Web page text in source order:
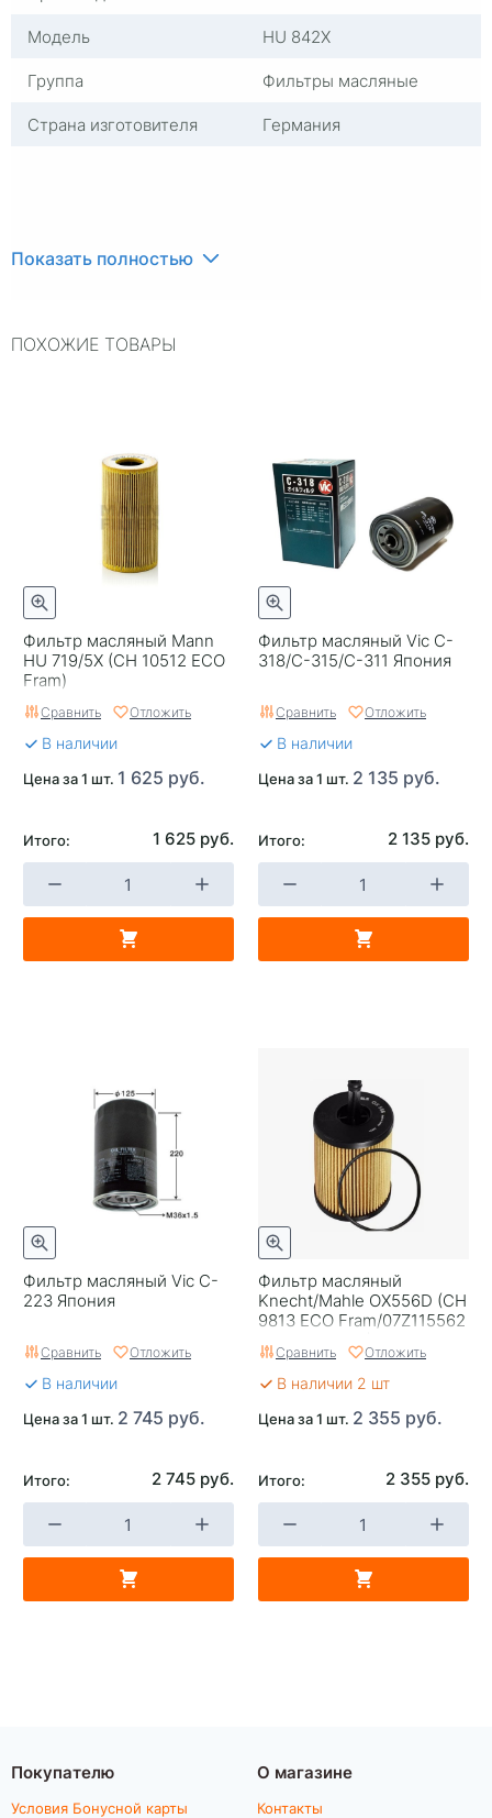
Модель
HU 842X
Группа
Фильтры масляные
Страна изготовителя
Германия
Показать полностью
ПОХОЖИЕ ТОВАРЫ
Фильтр масляный Mann
HU 719/5X (CH 10512 ECO
Fram)
Сравнить Отложить
В наличии
Цена за 1 шт. 1 625 руб.
Итого: 1 625 руб.
Фильтр масляный Vic C-
318/C-315/C-311 Япония
Сравнить Отложить
В наличии
Цена за 1 шт. 2 135 руб.
Итого: 2 135 руб.
Фильтр масляный Vic C-
223 Япония
Сравнить Отложить
В наличии
Цена за 1 шт. 2 745 руб.
Итого: 2 745 руб.
Фильтр масляный
Knecht/Mahle OX556D (CH
9813 ECO Fram/07Z115562
Оригинал VW)
Сравнить Отложить
В наличии 2 шт
Цена за 1 шт. 2 355 руб.
Итого: 2 355 руб.
Покупателю
Условия Бонусной карты
О магазине
Контакты